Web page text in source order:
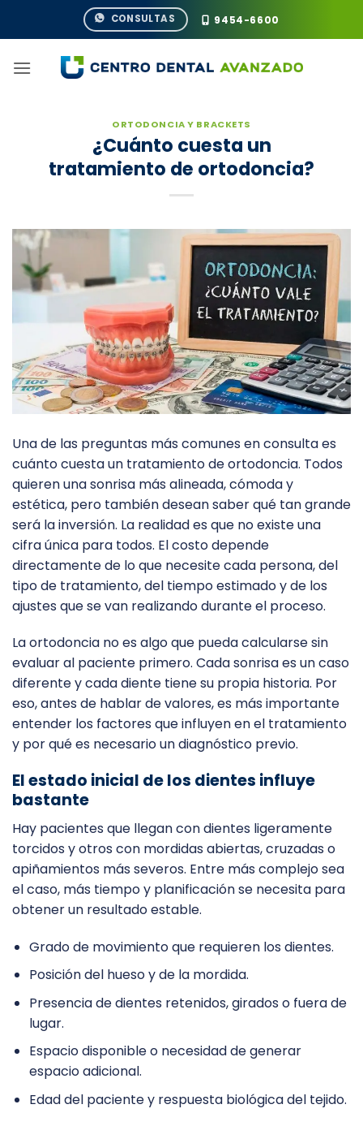
CONSULTAS 9454-6600
ORTODONCIA Y BRACKETS
¿Cuánto cuesta un
tratamiento de ortodoncia?
Una de las preguntas más comunes en consulta es
cuánto cuesta un tratamiento de ortodoncia. Todos
quieren una sonrisa más alineada, cómoda y
estética, pero también desean saber qué tan grande
será la inversión. La realidad es que no existe una
cifra única para todos. El costo depende
directamente de lo que necesite cada persona, del
tipo de tratamiento, del tiempo estimado y de los
ajustes que se van realizando durante el proceso.
La ortodoncia no es algo que pueda calcularse sin
evaluar al paciente primero. Cada sonrisa es un caso
diferente y cada diente tiene su propia historia. Por
eso, antes de hablar de valores, es más importante
entender los factores que influyen en el tratamiento
y por qué es necesario un diagnóstico previo.
El estado inicial de los dientes influye
bastante
Hay pacientes que llegan con dientes ligeramente
torcidos y otros con mordidas abiertas, cruzadas o
apiñamientos más severos. Entre más complejo sea
el caso, más tiempo y planificación se necesita para
obtener un resultado estable.
Grado de movimiento que requieren los dientes.
Posición del hueso y de la mordida.
Presencia de dientes retenidos, girados o fuera de
lugar.
Espacio disponible o necesidad de generar
espacio adicional.
Edad del paciente y respuesta biológica del tejido.